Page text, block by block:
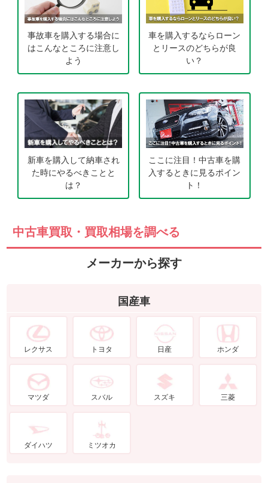
事故車を購入する場合に
はこんなところに注意し
よう
車を購入するならローン
とリースのどちらが良
い？
新車を購入して納車され
た時にやるべきことと
は？
ここに注目！中古車を購
入するときに見るポイン
ト！
中古車買取・買取相場を調べる
メーカーから探す
国産車
レクサス トヨタ 日産 ホンダ
マツダ スバル スズキ 三菱
ダイハツ ミツオカ